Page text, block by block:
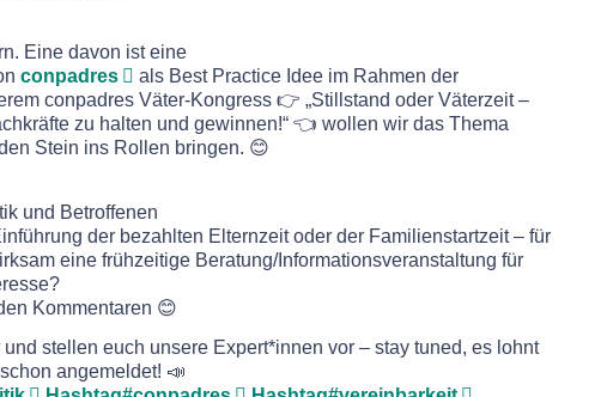
Eine davon ist eine
conpadres
als Best Practice Idee im Rahmen der
conpadres Väter-Kongress 👉 „Stillstand oder Väterzeit –
zu halten und gewinnen!“ 👈 wollen wir das Thema
Stein ins Rollen bringen. 😊
und Betroffenen
der bezahlten Elternzeit oder der Familienstartzeit – für
eine frühzeitige Beratung/Informationsveranstaltung für
Kommentaren 😊
stellen euch unsere Expert*innen vor – stay tuned, es lohnt
angemeldet! 📣